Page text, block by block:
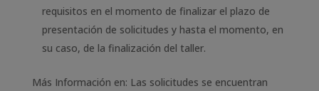
requisitos en el momento de finalizar el plazo de
presentación de solicitudes y hasta el momento, en
su caso, de la finalización del taller.
Más Información en: Las solicitudes se encuentran